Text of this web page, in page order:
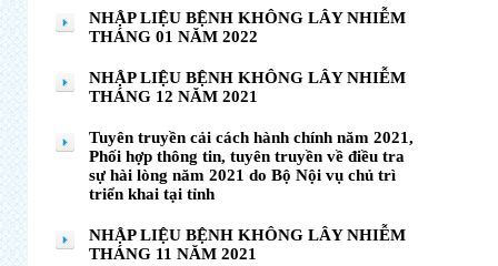
NHẬP LIỆU BỆNH KHÔNG LÂY NHIỄM
THÁNG 01 NĂM 2022
NHẬP LIỆU BỆNH KHÔNG LÂY NHIỄM
THÁNG 12 NĂM 2021
Tuyên truyền cải cách hành chính năm 2021,
Phối hợp thông tin, tuyên truyền về điều tra
sự hài lòng năm 2021 do Bộ Nội vụ chủ trì
triển khai tại tỉnh
NHẬP LIỆU BỆNH KHÔNG LÂY NHIỄM
THÁNG 11 NĂM 2021